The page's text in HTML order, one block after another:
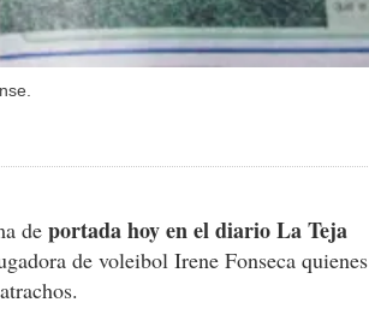
de portada hoy en el diario La Teja
de voleibol Irene Fonseca quienes